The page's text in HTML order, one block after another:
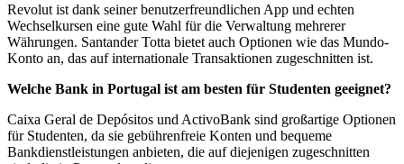
Revolut ist dank seiner benutzerfreundlichen App und echten
Wechselkursen eine gute Wahl für die Verwaltung mehrerer
Währungen. Santander Totta bietet auch Optionen wie das Mundo-
Konto an, das auf internationale Transaktionen zugeschnitten ist.
Welche Bank in Portugal ist am besten für Studenten geeignet?
Caixa Geral de Depósitos und ActivoBank sind großartige Optionen
für Studenten, da sie gebührenfreie Konten und bequeme
Bankdienstleistungen anbieten, die auf diejenigen zugeschnitten